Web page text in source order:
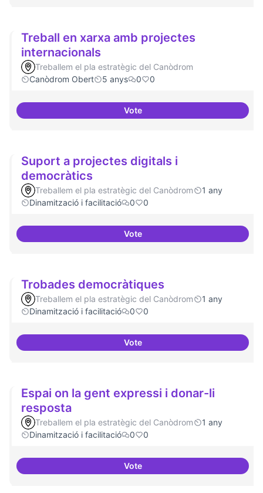
Treball en xarxa amb projectes
internacionals
Treballem el pla estratègic del Canòdrom
Canòdrom Obert
5 anys 0 0
VoteTreball en xarxa amb projectes
Suport a projectes digitals i
democràtics
Treballem el pla estratègic del Canòdrom
1 any
Dinamització i facilitació
0 0
VoteSuport a projectes digitals i
Trobades democràtiques
Treballem el pla estratègic del Canòdrom
1 any
Dinamització i facilitació
0 0
VoteTrobades democràtiques
Espai on la gent expressi i donar-li
resposta
Treballem el pla estratègic del Canòdrom
1 any
Dinamització i facilitació
0 0
VoteEspai on la gent expressi i